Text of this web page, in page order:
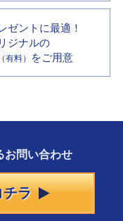
ゼントに最適！
ジナルの
（有料） をご用意
お問い合わせ
チラ